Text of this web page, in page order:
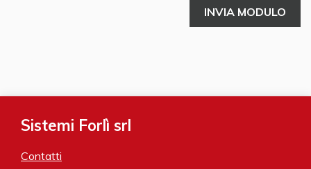
Sistemi Forlì srl
Contatti